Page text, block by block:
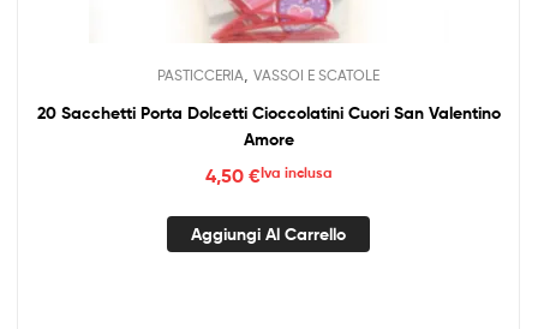
PASTICCERIA VASSOI E SCATOLE
20 Sacchetti Porta Dolcetti Cioccolatini Cuori San Valentino
Amore
4,50 €Iva inclusa
Aggiungi Al Carrello